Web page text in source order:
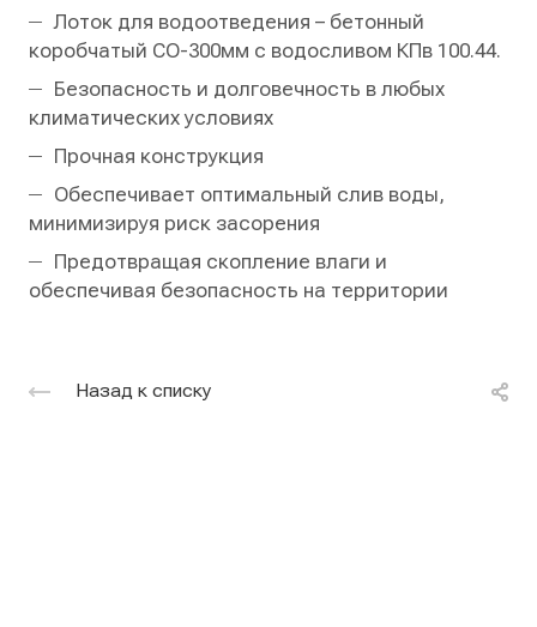
Лоток для водоотведения – бетонный
коробчатый СО-300мм с водосливом КПв 100.44.
Безопасность и долговечность в любых
климатических условиях
Прочная конструкция
Обеспечивает оптимальный слив воды,
минимизируя риск засорения
Предотвращая скопление влаги и
обеспечивая безопасность на территории
Назад к списку